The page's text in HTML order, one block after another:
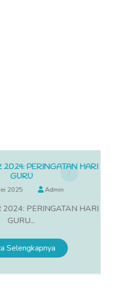
PERINGATAN HARI
Admin
PERINGATAN HARI